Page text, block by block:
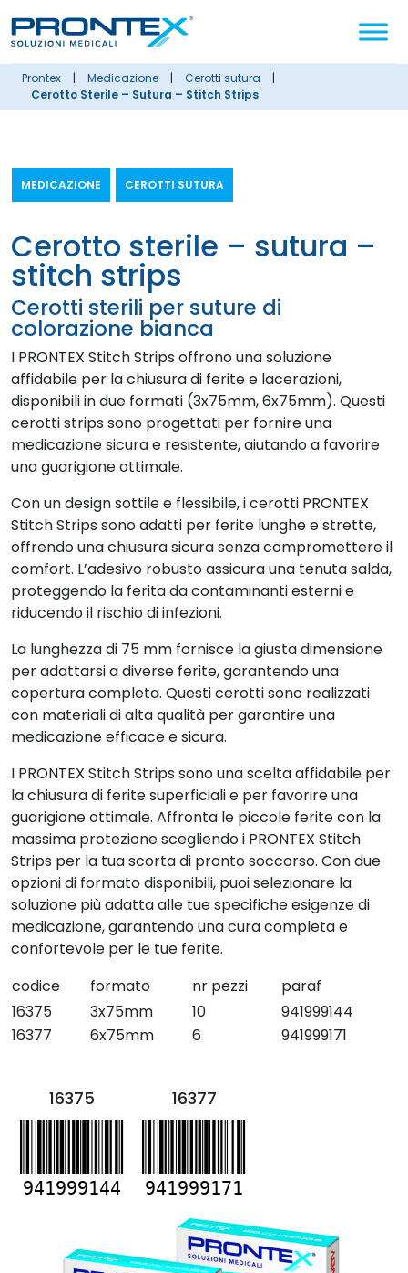
sito
prontex | medicazione | cerotti sutura
|
Cerotto Sterile – Sutura – Stitch Strips
MEDICAZIONE CEROTTI SUTURA
cerotto sterile – sutura –
stitch strips
Cerotti sterili per suture di
colorazione bianca
I PRONTEX Stitch Strips offrono una soluzione
affidabile per la chiusura di ferite e lacerazioni,
disponibili in due formati (3x75mm, 6x75mm). Questi
cerotti strips sono progettati per fornire una
medicazione sicura e resistente, aiutando a favorire
una guarigione ottimale.
Con un design sottile e flessibile, i cerotti PRONTEX
Stitch Strips sono adatti per ferite lunghe e strette,
offrendo una chiusura sicura senza compromettere il
comfort. L’adesivo robusto assicura una tenuta salda,
proteggendo la ferita da contaminanti esterni e
riducendo il rischio di infezioni.
La lunghezza di 75 mm fornisce la giusta dimensione
per adattarsi a diverse ferite, garantendo una
copertura completa. Questi cerotti sono realizzati
con materiali di alta qualità per garantire una
medicazione efficace e sicura.
I PRONTEX Stitch Strips sono una scelta affidabile per
la chiusura di ferite superficiali e per favorire una
guarigione ottimale. Affronta le piccole ferite con la
massima protezione scegliendo i PRONTEX Stitch
Strips per la tua scorta di pronto soccorso. Con due
opzioni di formato disponibili, puoi selezionare la
soluzione più adatta alle tue specifiche esigenze di
medicazione, garantendo una cura completa e
confortevole per le tue ferite.
codice
formato nr pezzi
paraf
16375
3x75mm 10
941999144
16377
6x75mm 6 941999171
16375
941999144
16377
941999171